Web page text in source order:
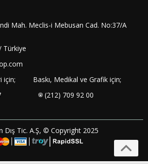
Mah. Meclis-i Mebusan Cad. No:37/A
Türkiye
için;
Baskı, Medikal ve Grafik için;
(212) 709 92 00
Dış Tic. A.Ş, © Copyright 2025